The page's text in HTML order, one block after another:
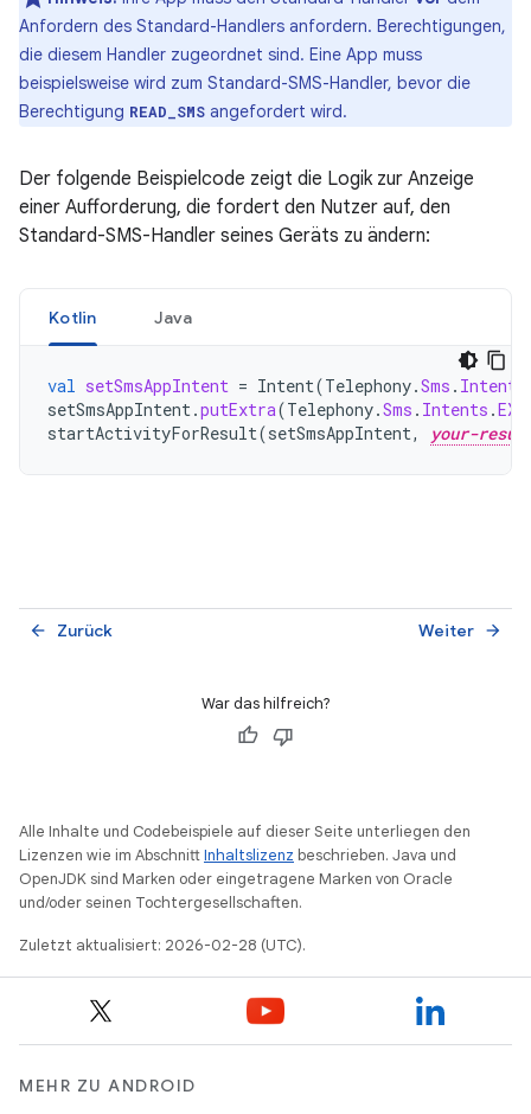
Anfordern des Standard-Handlers anfordern. Berechtigungen,
die diesem Handler zugeordnet sind. Eine App muss
beispielsweise wird zum Standard-SMS-Handler, bevor die
Berechtigung READ_SMS angefordert wird.
Der folgende Beispielcode zeigt die Logik zur Anzeige
einer Aufforderung, die fordert den Nutzer auf, den
Standard-SMS-Handler seines Geräts zu ändern:
Kotlin Java
val setSmsAppIntent = Intent(Telephony.Sms . Intents
setSmsAppIntent.putExtra(Telephony.Sms . Intents .
startActivityForResult(setSmsAppIntent, your-
Zurück
arrow_back Weiter arrow_forward
War das hilfreich?
Alle Inhalte und Codebeispiele auf dieser Seite unterliegen den
Lizenzen wie im AbschnittInhaltslizenz beschrieben. Java und
OpenJDK sind Marken oder eingetragene Marken von Oracle
und/oder seinen Tochtergesellschaften.
Zuletzt aktualisiert: 2026-02-28 (UTC).
MEHR ZU ANDROID